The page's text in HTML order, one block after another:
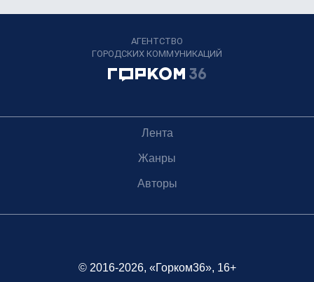
АГЕНТСТВО
ГОРОДСКИХ КОММУНИКАЦИЙ
Лента
Жанры
Авторы
© 2016-2026, «Горком36», 16+